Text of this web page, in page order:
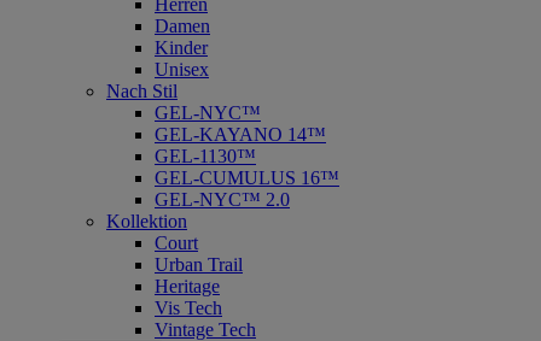
Herren
Damen
Kinder
Unisex
Nach Stil
GEL-NYC™
GEL-KAYANO 14™
GEL-1130™
GEL-CUMULUS 16™
GEL-NYC™ 2.0
Kollektion
Court
Urban Trail
Heritage
Vis Tech
Vintage Tech